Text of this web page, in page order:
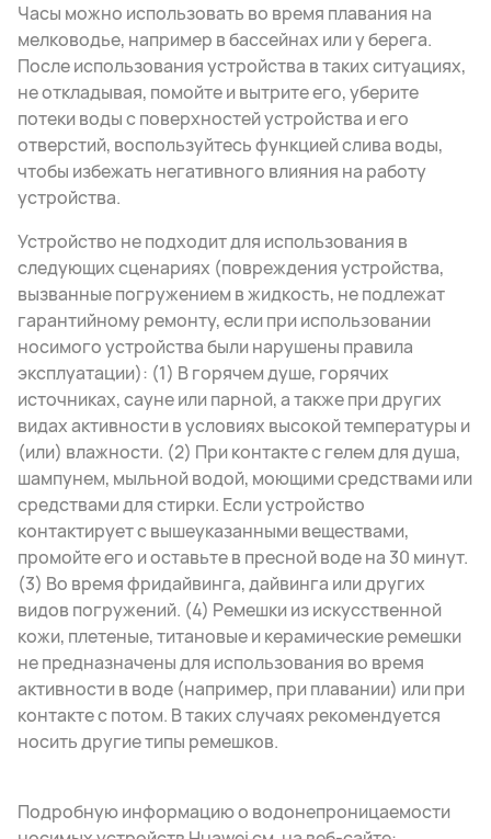
Часы можно использовать во время плавания на
мелководье, например в бассейнах или у берега.
После использования устройства в таких ситуациях,
не откладывая, помойте и вытрите его, уберите
потеки воды с поверхностей устройства и его
отверстий, воспользуйтесь функцией слива воды,
чтобы избежать негативного влияния на работу
устройства.
Устройство не подходит для использования в
следующих сценариях (повреждения устройства,
вызванные погружением в жидкость, не подлежат
гарантийному ремонту, если при использовании
носимого устройства были нарушены правила
эксплуатации): (1) В горячем душе, горячих
источниках, сауне или парной, а также при других
видах активности в условиях высокой температуры и
(или) влажности. (2) При контакте с гелем для душа,
шампунем, мыльной водой, моющими средствами или
средствами для стирки. Если устройство
контактирует с вышеуказанными веществами,
промойте его и оставьте в пресной воде на 30 минут.
(3) Во время фридайвинга, дайвинга или других
видов погружений. (4) Ремешки из искусственной
кожи, плетеные, титановые и керамические ремешки
не предназначены для использования во время
активности в воде (например, при плавании) или при
контакте с потом. В таких случаях рекомендуется
носить другие типы ремешков.
Подробную информацию о водонепроницаемости